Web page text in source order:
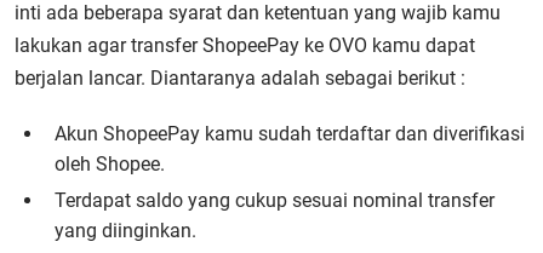
inti ada beberapa syarat dan ketentuan yang wajib kamu
lakukan agar transfer ShopeePay ke OVO kamu dapat
berjalan lancar. Diantaranya adalah sebagai berikut :
Akun ShopeePay kamu sudah terdaftar dan diverifikasi
oleh Shopee.
Terdapat saldo yang cukup sesuai nominal transfer
yang diinginkan.